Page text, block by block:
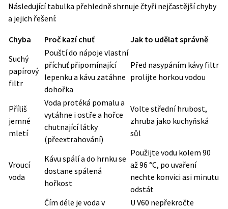
Následující tabulka přehledně shrnuje čtyři nejčastější chyby
a jejich řešení:
Chyba Proč kazí chuť
Jak to udělat správně
Suchý
papírový
filtr
Pouští do nápoje vlastní
příchuť připomínající
lepenku a kávu zatáhne
dohořka
Před nasypáním kávy filtr
prolijte horkou vodou
Příliš
jemné
mletí
Voda protéká pomalu a
vytáhne i ostře a hořce
chutnající látky
(přeextrahování)
Volte střední hrubost,
zhruba jako kuchyňská
sůl
Vroucí
voda
Kávu spálí a do hrnku se
dostane spálená
hořkost
Použijte vodu kolem 90
až 96 °C, po uvaření
nechte konvici asi minutu
odstát
Čím déle je voda v
U V60 nepřekročte